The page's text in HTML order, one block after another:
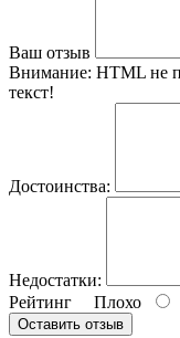
Ваш отзыв
Внимание: HTML не
текст!
Достоинства:
Недостатки:
Рейтинг Плохо
Оставить отзыв